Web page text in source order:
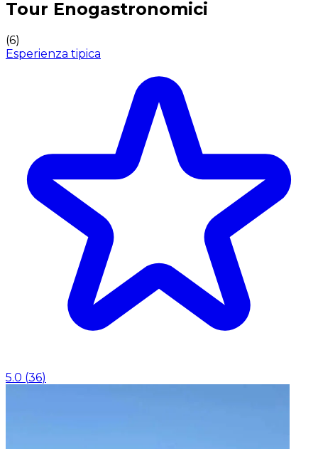
Tour Enogastronomici
(6)
Esperienza tipica
5.0 (36)